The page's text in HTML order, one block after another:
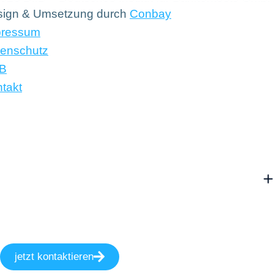
& Umsetzung durch Conbay
jetzt kontaktieren